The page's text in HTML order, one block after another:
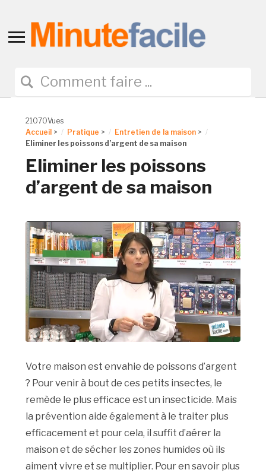
Toggle
navigation
21070Vues
Accueil > Pratique > Entretien de la maison >
Eliminer les poissons d’argent de sa maison
Eliminer les poissons
d’argent de sa maison
Votre maison est envahie de poissons d’argent
? Pour venir à bout de ces petits insectes, le
remède le plus efficace est un insecticide. Mais
la prévention aide également à le traiter plus
efficacement et pour cela, il suffit d’aérer la
maison et de sécher les zones humides où ils
aiment vivre et se multiplier. Pour en savoir plus